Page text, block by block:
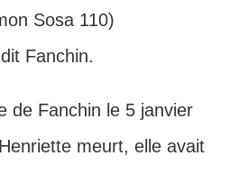
Sosa 110)
Fanchin.
de Fanchin le 5 janvier
meurt, elle avait